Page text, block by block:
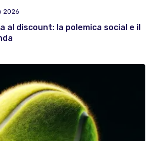
2026
al discount: la polemica social e il